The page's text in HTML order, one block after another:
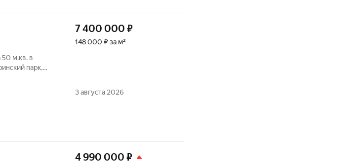
50 м.кв. в
парк,
крытая
7 400 000 ₽
148 000 ₽ за м²
3 августа 2026
4 990 000 ₽